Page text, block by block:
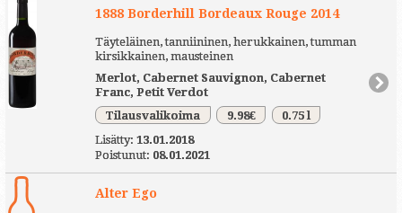
1888 Borderhill Bordeaux Rouge 2014
Täyteläinen, tanniininen, herukkainen, tumman
kirsikkainen, mausteinen
Merlot, Cabernet Sauvignon, Cabernet
Franc, Petit Verdot
Tilausvalikoima
9.98€
0.75 l
Lisätty: 13.01.2018
Poistunut: 08.01.2021
Alter Ego